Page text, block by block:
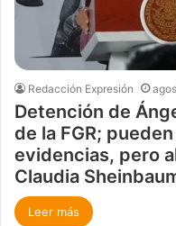
Redacción Expresión
Detención de
de la FGR;
evidencias, pero
Claudia
Leer más